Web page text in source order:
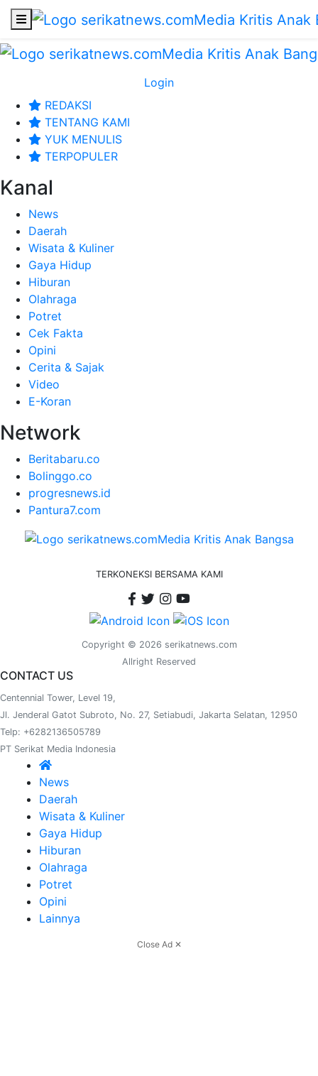
Login
REDAKSI
TENTANG KAMI
YUK MENULIS
TERPOPULER
Kanal
News
Daerah
Wisata & Kuliner
Gaya Hidup
Hiburan
Olahraga
Potret
Cek Fakta
Opini
Cerita & Sajak
Video
E-Koran
Network
Beritabaru.co
Bolinggo.co
progresnews.id
Pantura7.com
TERKONEKSI BERSAMA KAMI
Copyright © 2026 serikatnews.com
Allright Reserved
CONTACT US
Centennial Tower, Level 19,
Jl. Jenderal Gatot Subroto, No. 27, Setiabudi, Jakarta Selatan, 12950
Telp: +6282136505789
PT Serikat Media Indonesia
News
Daerah
Wisata & Kuliner
Gaya Hidup
Hiburan
Olahraga
Potret
Opini
Lainnya
Close Ad ✕